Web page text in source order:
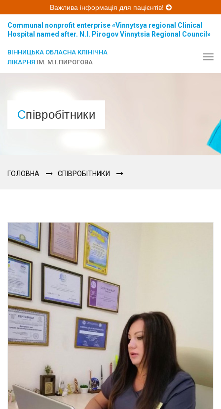
Важлива інформація для пацієнтів!
Communal nonprofit enterprise «Vinnytsya regional Clinical
Hospital named after. N.I. Pirogov Vinnytsia Regional Council»
ВІННИЦЬКА ОБЛАСНА КЛІНІЧНА
ЛІКАРНЯ ІМ. М.І.ПИРОГОВА
Співробітники
ГОЛОВНА СПІВРОБІТНИКИ